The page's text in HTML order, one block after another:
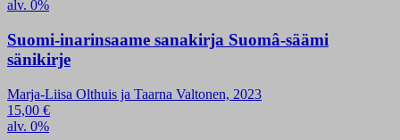
alv. 0%
Suomi-inarinsaame sanakirja Suomâ-säämi
sänikirje
Marja-Liisa Olthuis ja Taarna Valtonen, 2023
15,00 €
alv. 0%